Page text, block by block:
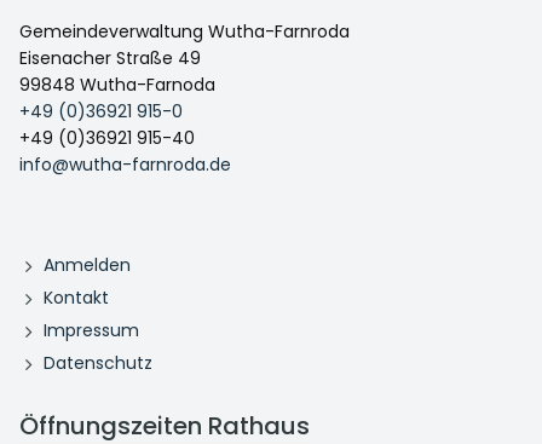
Gemeindeverwaltung Wutha-Farnroda
Eisenacher Straße 49
99848 Wutha-Farnoda
+49 (0)36921 915-0
+49 (0)36921 915-40
info@wutha-farnroda.de
Anmelden
Kontakt
Impressum
Datenschutz
Öffnungszeiten Rathaus